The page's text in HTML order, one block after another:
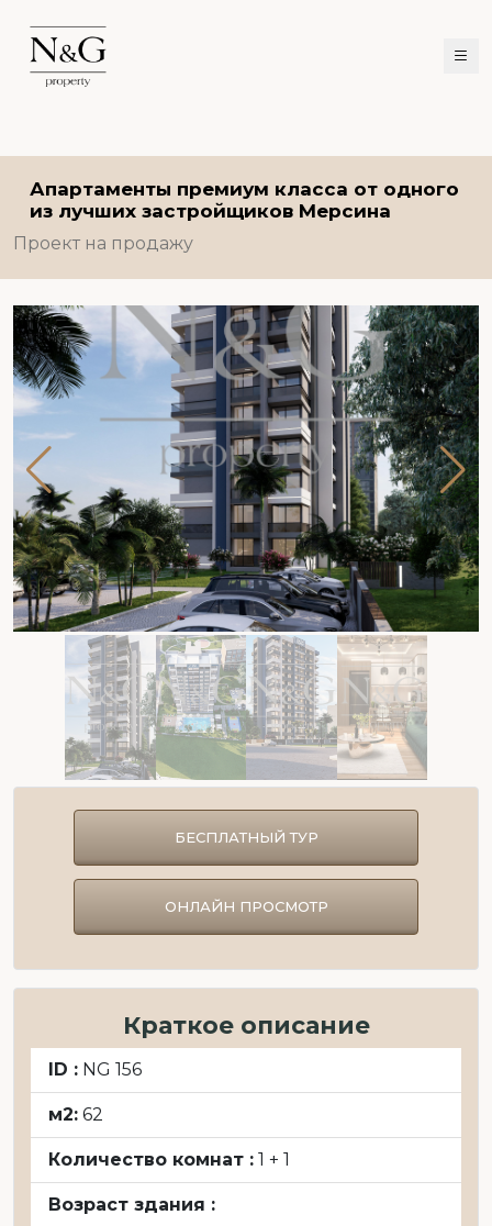
Апартаменты премиум класса от одного
из лучших застройщиков Мерсина
Проект на продажу
БЕСПЛАТНЫЙ ТУР
ОНЛАЙН ПРОСМОТР
Краткое описание
ID : NG 156
м2: 62
Количество комнат : 1 + 1
Возраст здания :